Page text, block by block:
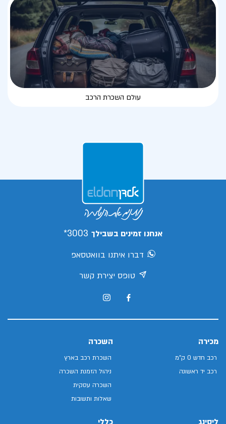
עולם השכרת הרכב
אנחנו זמינים בשבילך 3003*
דברו איתנו בוואטסאפ
טופס יצירת קשר
מכירה
רכב חדש 0 ק"מ
רכב יד ראשונה
השכרה
השכרת רכב בארץ
ניהול הזמנת השכרה
השכרה עסקית
שאלות ותשובות
ליסינג כללי